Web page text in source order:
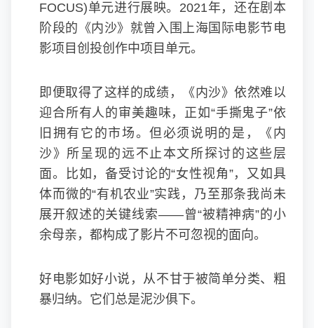
FOCUS)单元进行展映。2021年，还在剧本
阶段的《内沙》就曾入围上海国际电影节电
影项目创投创作中项目单元。
即便取得了这样的成绩，《内沙》依然难以
迎合所有人的审美趣味，正如“手撕鬼子”依
旧拥有它的市场。但必须说明的是，《内
沙》所呈现的远不止本文所探讨的这些层
面。比如，备受讨论的“女性视角”，又如具
体而微的“有机农业”实践，乃至那条我尚未
展开叙述的关键线索——曾“被精神病”的小
余母亲，都构成了影片不可忽视的面向。
好电影如好小说，从不甘于被简单分类、粗
暴归纳。它们总是泥沙俱下。